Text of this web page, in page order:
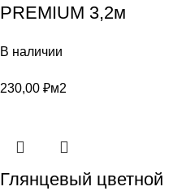
PREMIUM 3,2м
В наличии
230,00 ₽м2
Глянцевый цветной